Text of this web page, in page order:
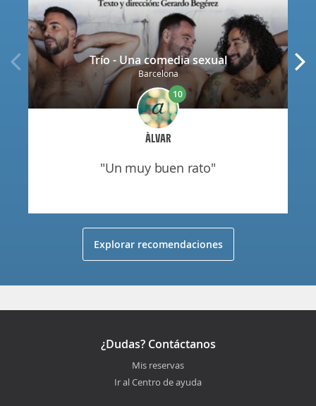
Trío - Una comedia sexual
Barcelona
ÀLVAR
10
"un muy buen rato"
Explorar recomendaciones
¿Dudas? Contáctanos
Mis reservas
Ir al Centro de ayuda